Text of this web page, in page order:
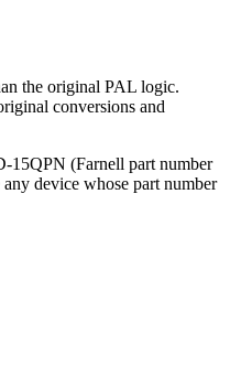
the original PAL logic.
conversions and
15QPN (Farnell part number
device whose part number